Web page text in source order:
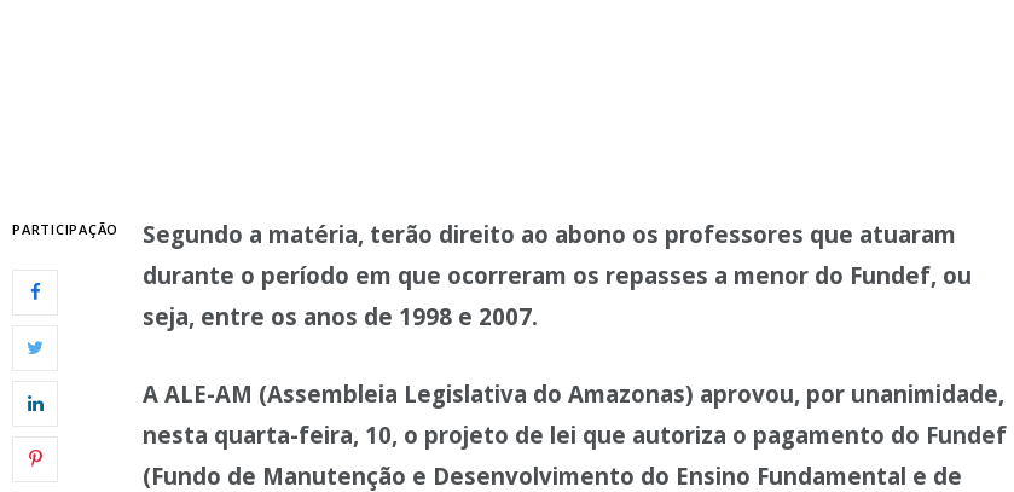
PARTICIPAÇÃO
Segundo a matéria, terão direito ao abono os professores que atuaram
durante o período em que ocorreram os repasses a menor do Fundef, ou
seja, entre os anos de 1998 e 2007.
A ALE-AM (Assembleia Legislativa do Amazonas) aprovou, por unanimidade,
nesta quarta-feira, 10, o projeto de lei que autoriza o pagamento do Fundef
(Fundo de Manutenção e Desenvolvimento do Ensino Fundamental e de